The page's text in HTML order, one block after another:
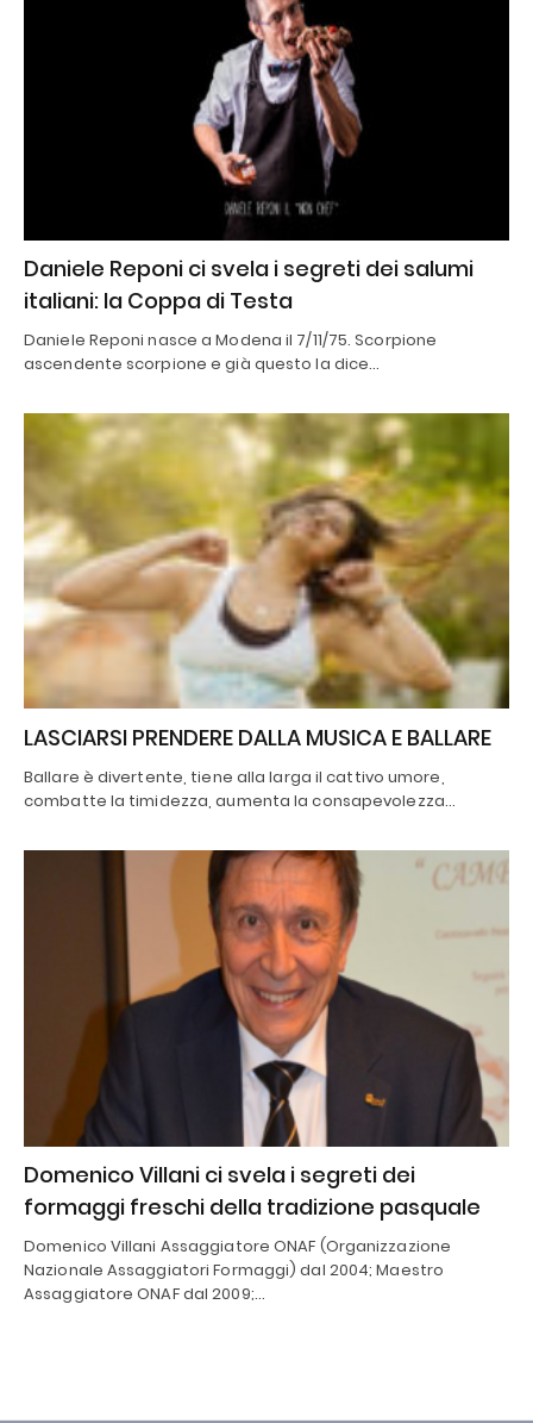
Daniele Reponi ci svela i segreti dei salumi
italiani: la Coppa di Testa
Daniele Reponi nasce a Modena il 7/11/75. Scorpione
ascendente scorpione e già questo la dice…
LASCIARSI PRENDERE DALLA MUSICA E BALLARE
Ballare è divertente, tiene alla larga il cattivo umore,
combatte la timidezza, aumenta la consapevolezza…
Domenico Villani ci svela i segreti dei
formaggi freschi della tradizione pasquale
Domenico Villani Assaggiatore ONAF (Organizzazione
Nazionale Assaggiatori Formaggi) dal 2004; Maestro
Assaggiatore ONAF dal 2009;…